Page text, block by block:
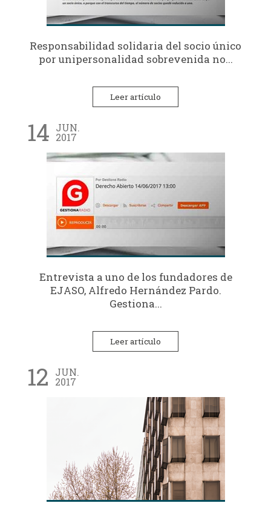
Responsabilidad solidaria del socio único
por unipersonalidad sobrevenida no...
Leer artículo
14 JUN.
2017
Entrevista a uno de los fundadores de
EJASO, Alfredo Hernández Pardo.
Gestiona...
Leer artículo
12 JUN.
2017